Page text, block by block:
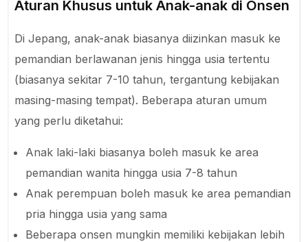
Aturan Khusus untuk Anak-anak di Onsen
Di Jepang, anak-anak biasanya diizinkan masuk ke
pemandian berlawanan jenis hingga usia tertentu
(biasanya sekitar 7-10 tahun, tergantung kebijakan
masing-masing tempat). Beberapa aturan umum
yang perlu diketahui:
Anak laki-laki biasanya boleh masuk ke area
pemandian wanita hingga usia 7-8 tahun
Anak perempuan boleh masuk ke area pemandian
pria hingga usia yang sama
Beberapa onsen mungkin memiliki kebijakan lebih